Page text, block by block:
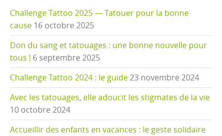
Challenge Tattoo 2025 — Tatouer pour la bonne
cause 16 octobre 2025
Don du sang et tatouages : une bonne nouvelle pour
tous ! 6 septembre 2025
Challenge Tattoo 2024 : le guide23 novembre 2024
Avec les tatouages, elle adoucit les stigmates de la vie
10 octobre 2024
Accueillir des enfants en vacances : le geste solidaire